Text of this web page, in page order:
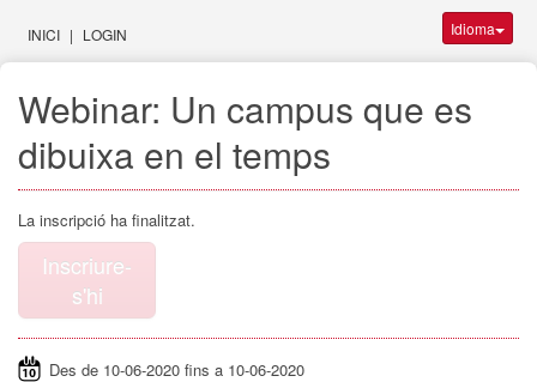
INICI | LOGIN Idioma
Webinar: Un campus que es
dibuixa en el temps
La inscripció ha finalitzat.
Inscriure-
s'hi
Des de 10-06-2020 fins a 10-06-2020